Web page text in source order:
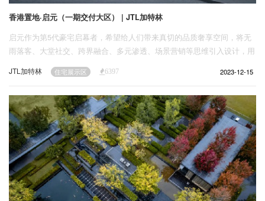
香港置地·启元（一期交付大区） | JTL加特林
启元作为第5代豪宅启幕者，希望给人们带来真切的品质奢享空间，将无
雨落客、大堂社交、跨界融合、多元渗透、场景营销等思维引入设计，用
城市极核意蕴作为基底，刻画意料之外的奢居新场景。
JTL加特林 住宅展示区 6397 2023-12-15